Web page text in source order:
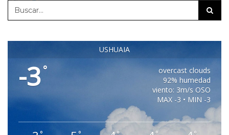
USHUAIA
-3°
overcast clouds
92% humedad
viento: 3m/s OSO
MAX -3 • MIN -3